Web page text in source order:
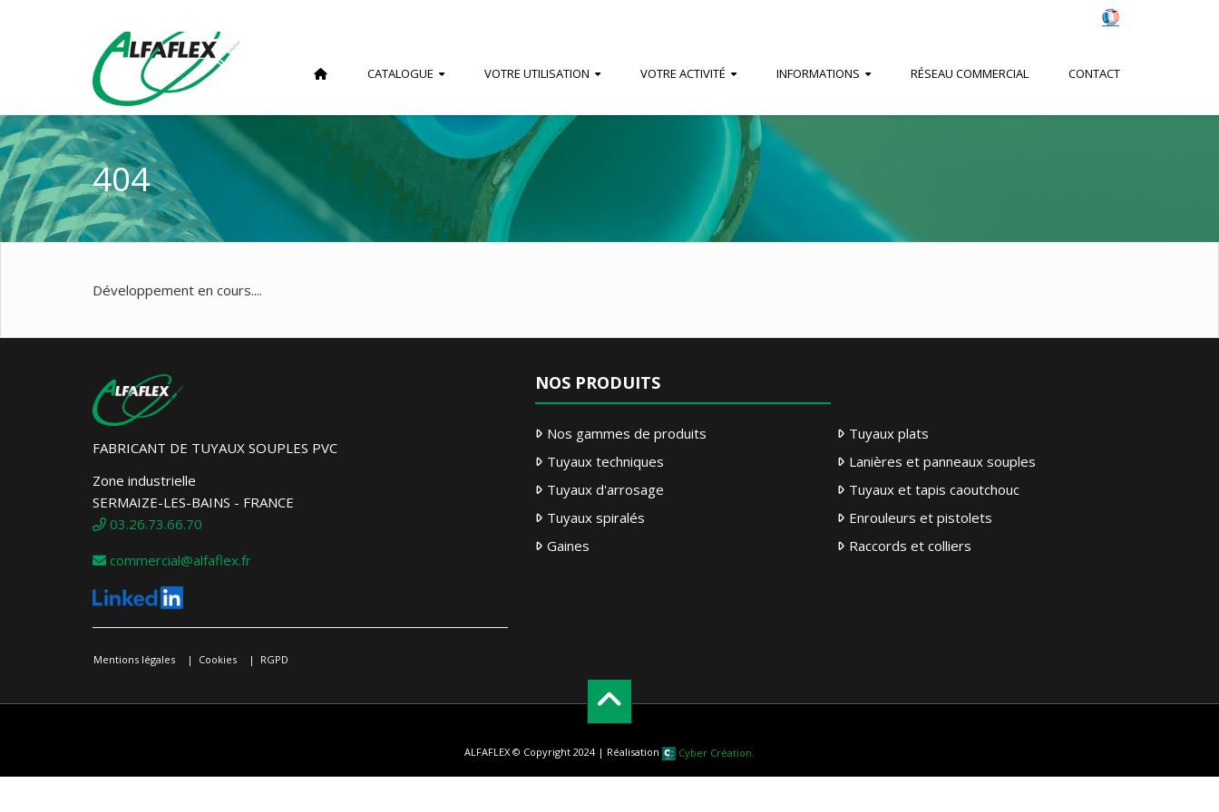
CATALOGUE VOTRE UTILISATION VOTRE ACTIVITÉ INFORMATIONS RÉSEAU COMMERCIAL CONTACT
404
Développement en cours....
FABRICANT DE TUYAUX SOUPLES PVC
Zone industrielle
SERMAIZE-LES-BAINS - FRANCE
03.26.73.66.70
commercial@alfaflex.fr
Mentions légales Cookies RGPD
NOS PRODUITS
Nos gammes de produits
Tuyaux techniques
Tuyaux d'arrosage
Tuyaux spiralés
Gaines
Tuyaux plats
Lanières et panneaux souples
Tuyaux et tapis caoutchouc
Enrouleurs et pistolets
Raccords et colliers
ALFAFLEX © Copyright 2024 | Réalisation Cyber Création.